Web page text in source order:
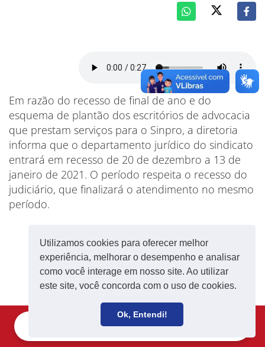
Utilizamos cookies para oferecer melhor
experiência, melhorar o desempenho e analisar
como você interage em nosso site. Ao utilizar
este site, você concorda com o uso de cookies.
Ok, Entendi!
Em razão do recesso de final de ano e do
esquema de plantão dos escritórios de advocacia
que prestam serviços para o Sinpro, a diretoria
informa que o departamento jurídico do sindicato
entrará em recesso de 20 de dezembro a 13 de
janeiro de 2021. O período respeita o recesso do
judiciário, que finalizará o atendimento no mesmo
período.
Receba notícias